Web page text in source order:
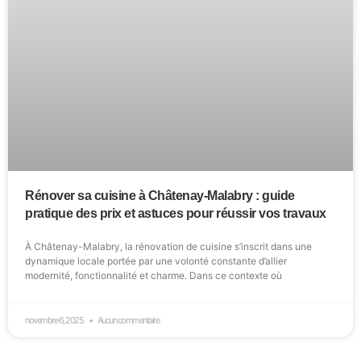
Rénover sa cuisine à Châtenay-Malabry : guide
pratique des prix et astuces pour réussir vos travaux
À Châtenay-Malabry, la rénovation de cuisine s’inscrit dans une
dynamique locale portée par une volonté constante d’allier
modernité, fonctionnalité et charme. Dans ce contexte où
novembre 6, 2025 Aucun commentaire